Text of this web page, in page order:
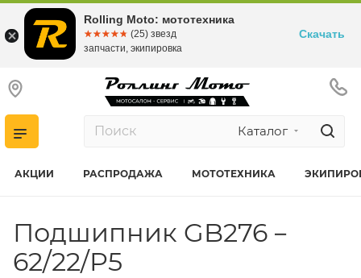
Каталог
АКЦИИ РАСПРОДАЖА МОТОТЕХНИКА
Подшипник GB276－
62/22/P5
Rolling Moto: мототехника
☆☆☆☆☆
★★★★★ (25) звезд
запчасти, экипировка
Скачать